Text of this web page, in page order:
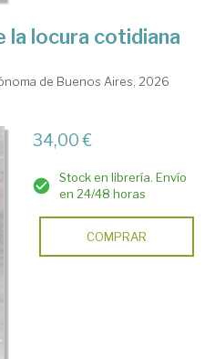
la locura cotidiana
de Buenos Aires, 2026
34,00 €
Stock en librería. Envío
en 24/48 horas
COMPRAR